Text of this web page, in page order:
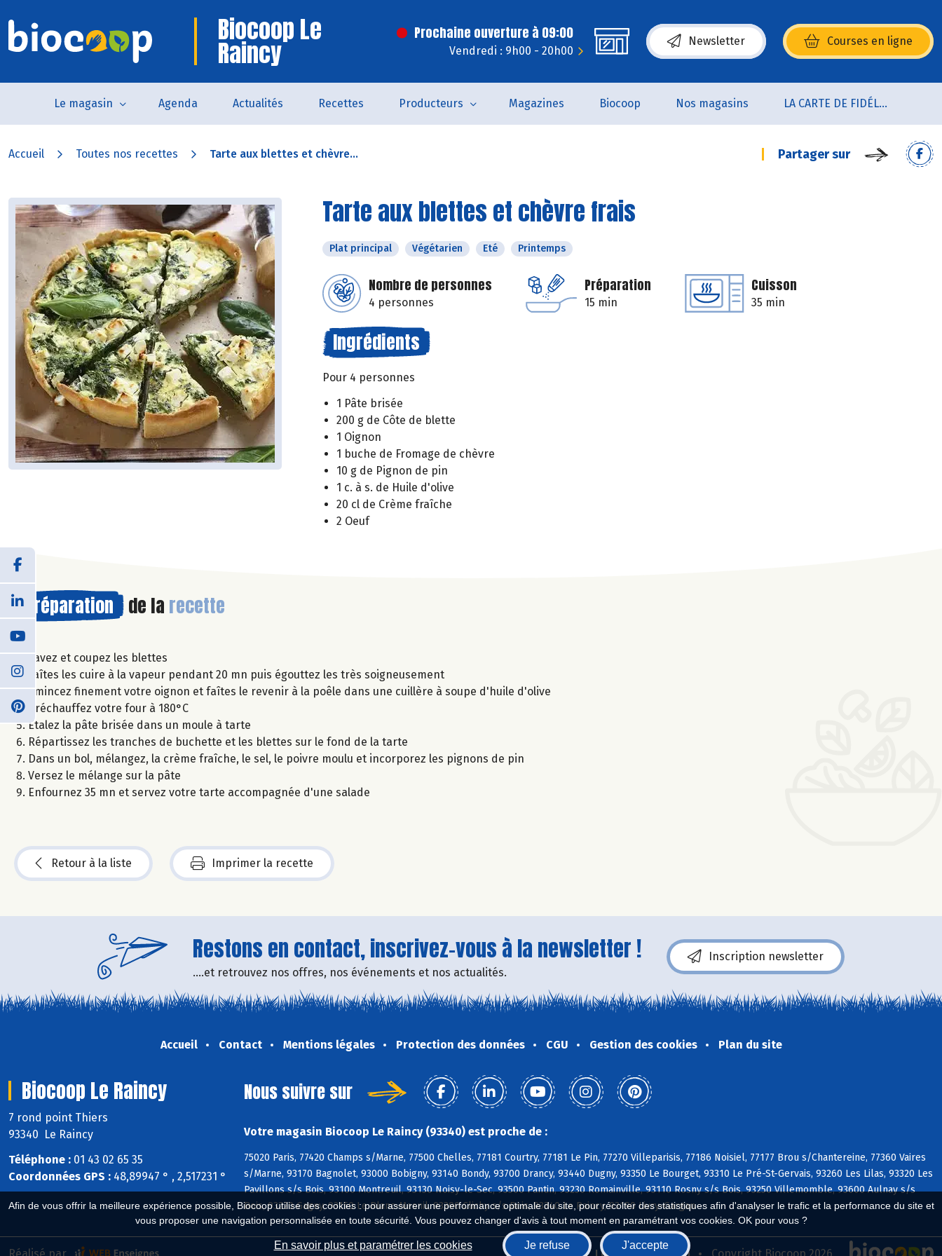
Afin de vous offrir la meilleure expérience possible, Biocoop utilise des cookies : pour assurer une performance optimale du site, pour récolter des statistiques afin d'analyser le trafic et la performance du site et
vous proposer une navigation personnalisée en toute sécurité. Vous pouvez changer d'avis à tout moment en paramétrant vos cookies. OK pour vous ?
En savoir plus et paramétrer les cookies Je refuse J'accepte
Biocoop Le
Raincy
Prochaine ouverture à 09:00
Vendredi : 9h00 - 20h00
Newsletter Courses en ligne
(s’ouvre dans une nouvelle fenêtre)
Le magasin Agenda Actualités Recettes Producteurs Magazines Biocoop Nos magasins LA CARTE DE FIDÉLITÉ
Accueil Toutes nos recettes Tarte aux blettes et chèvre... Partager sur
Tarte aux blettes et chèvre frais
Plat principal Végétarien Eté Printemps
Nombre de personnes
4 personnes
Préparation
15 min
Cuisson
35 min
Ingrédients
Pour 4 personnes
1 Pâte brisée
200 g de Côte de blette
1 Oignon
1 buche de Fromage de chèvre
10 g de Pignon de pin
1 c. à s. de Huile d'olive
20 cl de Crème fraîche
2 Oeuf
Préparation de la recette
Lavez et coupez les blettes
Faîtes les cuire à la vapeur pendant 20 mn puis égouttez les très soigneusement
Emincez finement votre oignon et faîtes le revenir à la poêle dans une cuillère à soupe d'huile d'olive
Préchauffez votre four à 180°C
Etalez la pâte brisée dans un moule à tarte
Répartissez les tranches de buchette et les blettes sur le fond de la tarte
Dans un bol, mélangez, la crème fraîche, le sel, le poivre moulu et incorporez les pignons de pin
Versez le mélange sur la pâte
Enfournez 35 mn et servez votre tarte accompagnée d'une salade
Retour à la liste Imprimer la recette
Restons en contact, inscrivez-vous à la newsletter !
....et retrouvez nos offres, nos événements et nos actualités.
Inscription newsletter
Accueil Contact Mentions légales Protection des données CGU Gestion des cookies Plan du site
Biocoop Le Raincy
7 rond point Thiers
93340 Le Raincy
Téléphone : 01 43 02 65 35
Coordonnées GPS : 48,89947 ° , 2,517231 °
Nous suivre sur
Votre magasin Biocoop Le Raincy (93340) est proche de :
75020 Paris, 77420 Champs s/Marne, 77500 Chelles, 77181 Courtry, 77181 Le Pin, 77270 Villeparisis, 77186 Noisiel, 77177 Brou s/Chantereine, 77360 Vaires
s/Marne, 93170 Bagnolet, 93000 Bobigny, 93140 Bondy, 93700 Drancy, 93440 Dugny, 93350 Le Bourget, 93310 Le Pré-St-Gervais, 93260 Les Lilas, 93320 Les
Pavillons s/s Bois, 93100 Montreuil, 93130 Noisy-le-Sec, 93500 Pantin, 93230 Romainville, 93110 Rosny s/s Bois, 93250 Villemomble, 93600 Aulnay s/s
Bois, 93220 Gagny, 93150 Le Blanc-Mesnil, 93390 Clichy s/s Bois, 93340 Le Raincy, 93190 Livry-Gargan
Biocoop.fr Le réseau Biocoop Copyright Biocoop 2026
Réalisé par